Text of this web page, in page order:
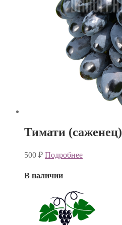
Тимати (саженец)
500 ₽ Подробнее
В наличии